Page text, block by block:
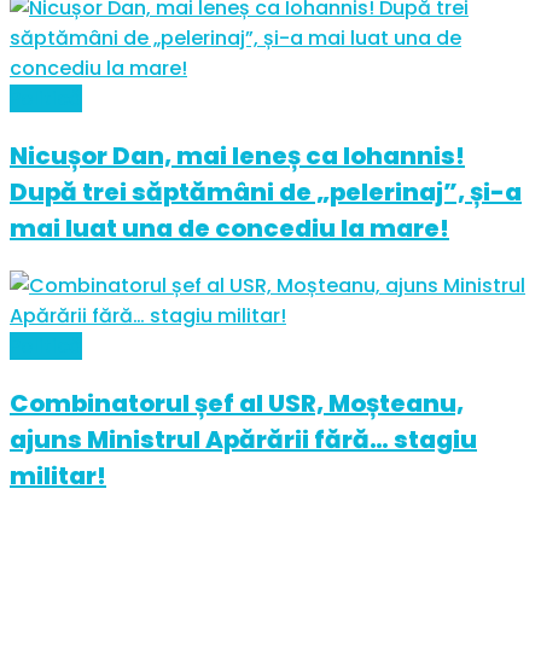
Nicușor Dan, mai leneș ca Iohannis!
După trei săptămâni de „pelerinaj”, și-a
mai luat una de concediu la mare!
Combinatorul șef al USR, Moșteanu,
ajuns Ministrul Apărării fără… stagiu
militar!